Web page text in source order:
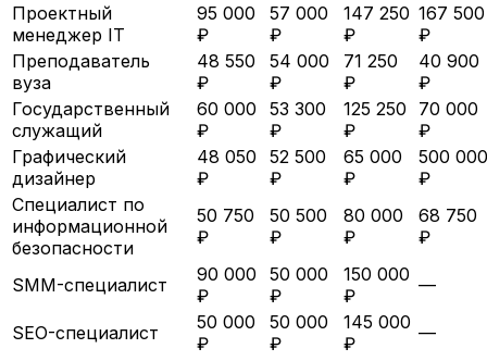
Проектный
менеджер IT
95 000
₽
57 000
₽
147 250
₽
167 500
₽
Преподаватель
вуза
48 550
₽
54 000
₽
71 250
₽
40 900
₽
Государственный
служащий
60 000
₽
53 300
₽
125 250
₽
70 000
₽
Графический
дизайнер
48 050
₽
52 500
₽
65 000
₽
500 000
₽
Специалист по
информационной
безопасности
50 750
₽
50 500
₽
80 000
₽
68 750
₽
SMM-специалист
90 000
₽
50 000
₽
150 000
₽
—
SEO-специалист
50 000
₽
50 000
₽
145 000
₽
—